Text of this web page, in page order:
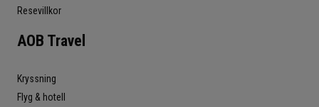
Resevillkor
AOB Travel
Kryssning
Flyg & hotell